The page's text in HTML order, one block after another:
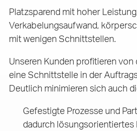
Platzsparend mit hoher
Verkabelungsaufwand,
mit wenigen Schnittstellen.
Unseren Kunden profitieren von
eine Schnittstelle in der
Deutlich minimieren sich auch
Gefestigte Prozesse und
dadurch lösungsorientiertes